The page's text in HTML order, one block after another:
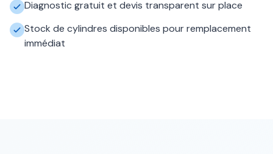
Diagnostic gratuit et devis transparent sur place
Stock de cylindres disponibles pour remplacement
immédiat